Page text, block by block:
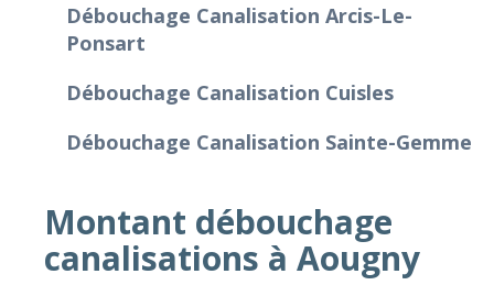
Débouchage Canalisation Arcis-Le-
Ponsart
Débouchage Canalisation Cuisles
Débouchage Canalisation Sainte-Gemme
Montant débouchage
canalisations à Aougny